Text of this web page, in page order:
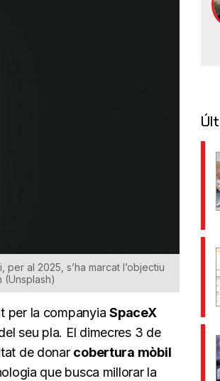
per al 2025, s’ha marcat l’objectiu
(Unsplash)
per la companyiaSpaceX
seu pla. El dimecres 3 de
de donar cobertura mòbil
que busca millorar la